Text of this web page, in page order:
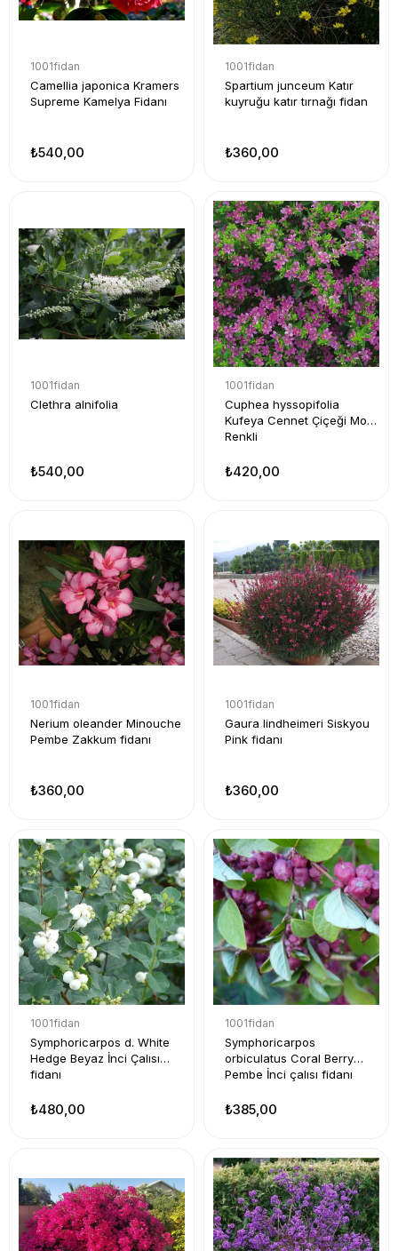
1001fidan
Camellia japonica Kramers
Supreme Kamelya Fidanı
₺540,00
1001fidan
Spartium junceum Katır
kuyruğu katır tırnağı fidan
₺360,00
1001fidan
Clethra alnifolia
₺540,00
1001fidan
Cuphea hyssopifolia
Kufeya Cennet Çiçeği Mor
Renkli
₺420,00
1001fidan
Nerium oleander Minouche
Pembe Zakkum fidanı
₺360,00
1001fidan
Gaura lindheimeri Siskyou
Pink fidanı
₺360,00
1001fidan
Symphoricarpos d. White
Hedge Beyaz İnci Çalısı
fidanı
₺480,00
1001fidan
Symphoricarpos
orbiculatus Coral Berry
Pembe İnci çalısı fidanı
₺385,00